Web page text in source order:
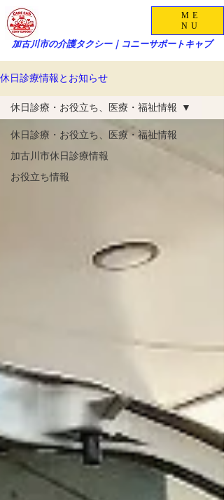
加古川市の介護タクシー｜コニーサポートキャブ
ME
NU
休日診療情報とお知らせ
休日診療・お役立ち、医療・福祉情報
加古川市休日診療情報
お役立ち情報
休日診療・お役立ち、医療・福祉情報